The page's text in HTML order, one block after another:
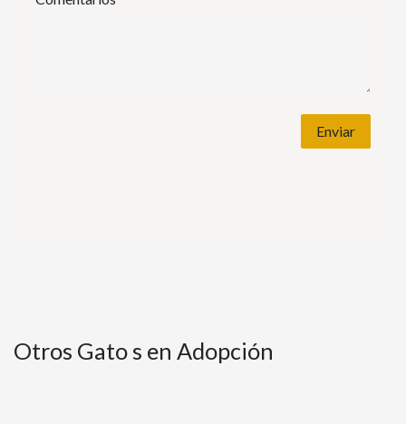
Enviar
Otros Gato s en Adopción